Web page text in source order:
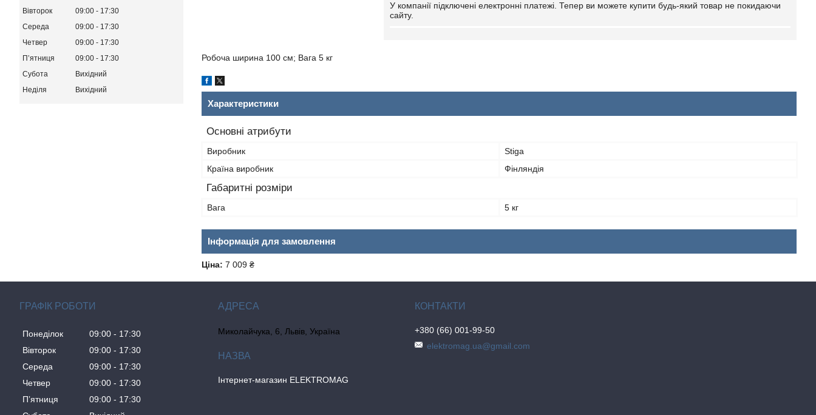
У компанії підключені електронні платежі. Тепер ви можете купити будь-який товар не покидаючи
сайту.
Робоча ширина 100 см; Вага 5 кг
Характеристики
Основні атрибути
Виробник
Stiga
Країна виробник
Фінляндія
Габаритні розміри
Вага 5 кг
Інформація для замовлення
Ціна: 7 009 ₴
Вівторок
09:00
17:30
Середа
09:00
17:30
Четвер
09:00
17:30
Пʼятниця
09:00
17:30
Субота
Вихідний
Неділя
Вихідний
ГРАФІК РОБОТИ
Понеділок 09:00
17:30
Вівторок
09:00
17:30
Середа
09:00
17:30
Четвер
09:00
17:30
Пʼятниця
09:00
17:30
Миколайчука, 6, Львів, Україна
Інтернет-магазин ELEKTROMAG
+380 (66) 001-99-50
elektromag.ua@gmail.com